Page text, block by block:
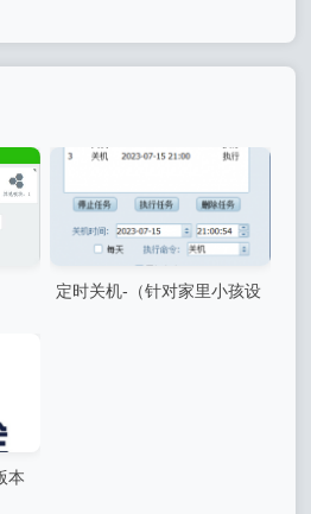
定时关机-（针对家里小孩设
本